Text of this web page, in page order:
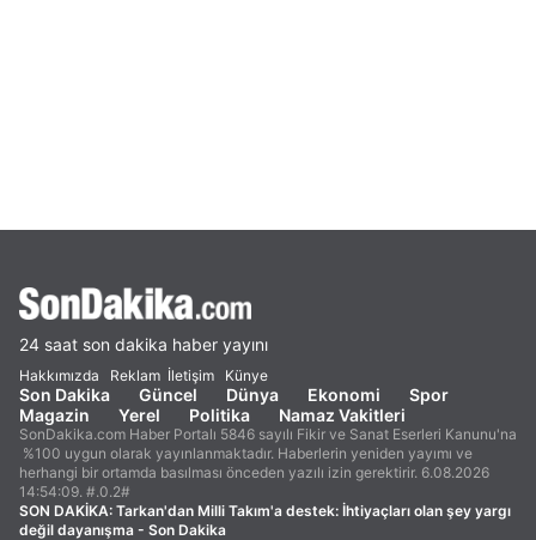
24 saat son dakika haber yayını
Hakkımızda Reklam İletişim Künye
Son Dakika Güncel Dünya Ekonomi
Spor
Magazin
Yerel Politika Namaz Vakitleri
SonDakika.com Haber Portalı 5846 sayılı Fikir ve Sanat Eserleri Kanunu'na
%100 uygun olarak yayınlanmaktadır. Haberlerin yeniden yayımı ve
herhangi bir ortamda basılması önceden yazılı izin gerektirir. 6.08.2026
14:54:09. #.0.2#
SON DAKİKA: Tarkan'dan Milli Takım'a destek: İhtiyaçları olan şey yargı
değil dayanışma - Son Dakika